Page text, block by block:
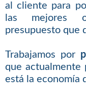
al cliente para
las mejores
presupuesto que
Trabajamos por
que actualmente
está la economía